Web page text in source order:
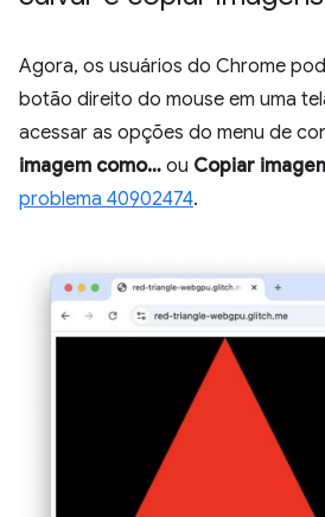
Agora, os usuários do Chrome
botão direito do mouse em uma
acessar as opções do menu de
imagem como… ou Copiar
problema 40902474.